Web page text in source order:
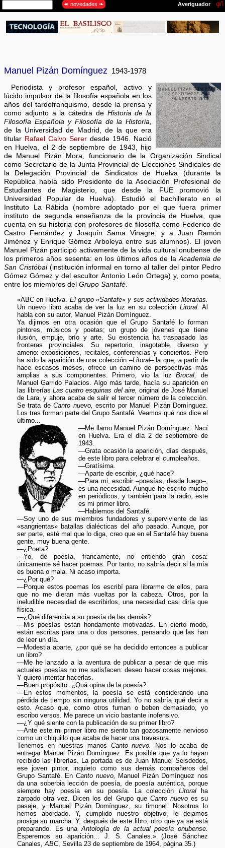
Manuel Pizán Domínguez 1943-1978
Periodista y profesor español, activo y
lúcido impulsor de la filosofía española en los
años del tardofranquismo, desde la prensa y
como adjunto a la cátedra de Historia de la
Filosofía Española y Filosofía de la Historia,
de la Universidad de Madrid, de la que era
titular Rafael Calvo Serer desde 1946. Nació
en Huelva, el 2 de septiembre de 1943, hijo
de Manuel Pizán Mora, funcionario de la Organización Sindical
como Secretario de la Junta Provincial de Elecciones Sindicales de
la Delegación Provincial de Sindicatos de Huelva (durante la
República había sido Presidente de la Asociación Profesional de
Estudiantes de Magisterio, que desde la FUE promovió la
Universidad Popular de Huelva). Estudió el bachillerato en el
Instituto La Rábida (nombre adoptado por el que fuera primer
instituto de segunda enseñanza de la provincia de Huelva, que
cuenta en su historia con profesores de filosofía como Federico de
Castro Fernández y Joaquín Sama Vinagre, y a Juan Ramón
Jiménez y Enrique Gómez Arboleya entre sus alumnos). El joven
Manuel Pizán participó activamente de la vida cultural onubense de
los primeros años sesenta: en los últimos años de laAcademia de
San Cristóbal(institución informal en torno al taller del pintor Pedro
Gómez Gómez y del escultor Antonio León Ortega) y, como poeta,
entre los miembros delGrupo Santafé.
«ABC en Huelva. El grupo «Santafe» y sus actividades literarias.
Un nuevo libro acaba de ver la luz en su colección Litoral. Al
habla con su autor, Manuel Pizán Domínguez.
Ya dijimos en otra ocasión que el Grupo Santafé lo forman
pintores, músicos y poetas; un grupo de jóvenes que tiene
ilusión, empuje, brío y arte. Su existencia ha traspasado las
fronteras provinciales. Su repertorio, inagotable, diverso y
ameno: exposiciones, recitales, conferencias y conciertos. Pero
ha sido la aparición de una colección –Litoral– la que, a partir de
hace escasos meses, ofrece un camino de perspectivas más
amplias a sus componentes. Primero, vio la luzBrocal,
de
Manuel Garrido Palacios. Algo más tarde, hacía su aparición en
las libreríasLas cuatro esquinas del aire, original de José Manuel
de Lara, y ahora acaba de salir el tercer número de la colección.
Se trata deCanto nuevo, escrito por Manuel Pizán Domínguez.
Los tres forman parte del Grupo Santafé. Veamos qué nos dice el
último...
—Me llamo Manuel Pizán Domínguez. Nací
en Huelva. Era el día 2 de septiembre de
1943.
—Grata ocasión la aparición, días después,
de este libro para celebrar el cumpleaños.
—Gratísima.
—Aparte de escribir, ¿qué hace?
—Para mi, escribir –poesías, desde luego–,
es una necesidad. Aunque he escrito mucho
en periódicos, y también para la radio, este
es mi primer libro.
—Hablemos del Santafé.
—Soy uno de sus miembros fundadores y superviviente de las
«sangrientas» batallas dialécticas del año pasado. Aunque, por
ser parte, esté mal que lo diga, creo que en el Santafé hay buena
gente, muy buena gente.
—¿Poeta?
—Yo, de poesía, francamente, no entiendo gran cosa:
únicamente sé hacer poemas. Por tanto, no sabría decir si la mía
es buena o mala. Ni acaso importa.
—¿Por qué?
—Porque estos poemas los escribí para librarme de ellos, para
que no me dieran más vueltas por la cabeza. Otros, por la
ineludible necesidad de escribirlos, una necesidad casi diría que
física.
—¿Qué diferencia a su poesía de las demás?
—Mis poesías están hondamente motivadas. En cierto modo,
están escritas para una o dos persones, pensando que las han
de leer un día.
—Modestia aparte, ¿por qué se ha decidido entonces a publicar
un libro?
—Me he lanzado a la aventura de publicar a pesar de que mis
actuales poesías no me satisfacen: deseo hacer cosas mejores.
Y quiero intentar hacerlas.
—Buen propósito. ¿Quá opina de la poesía?
—En estos momentos, la poesía se está considerando una
pérdida de tiempo sin ninguna utilidad. Yo no sabría qué decir a
esto. Acaso que, como otros fuman o beben demasiado, yo
escribo versos. Me parece un vicio bastante inofensivo.
—¿Y qué siente con la publicación de su primer libro?
—Ante este mi primer libro me siento tan gozosamente nervioso
como un chiquillo que acaba de hacer una travesura.
Tenemos en nuestras manos Canto nuevo.
Nos lo acaba de
entregar Manuel Pizán Domínguez. Es posible que ya lo hayan
recibido las librerías. La portada es de Juan Manuel Seisdedos,
ese joven pintor, inquieto como sus demás compañeros del
Grupo Santafé. En Canto nuevo,
Manuel Pizán Domínguez nos
da una soberbia lección de poesía, de poesía auténtica, porque
siempre hay poesía en su poesía. La colección Litoralha
zarpado otra vez. Dicen los del Grupo que Canto nuevoes su
pasaje, y Manuel Pizán Domínguez, su timonel. Nosotros lo
hemos abordado. Y, cumplido nuestro objetivo, le dejamos
prosiga su marcha. Y, después de este libro, otro que ya se está
preparando. Es unaAntología de la actual poesía onubense.
Esperemos su aparición... J. S. Canales.» (José Sánchez
Canales, ABC, Sevilla 23 de septiembre de 1964, página 35.)